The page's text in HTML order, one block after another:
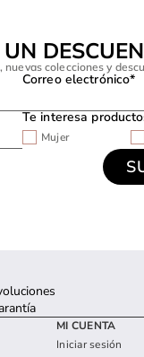
colecciones y
Correo electrónico*
Te interesa
Mujer
MI CUENTA
Iniciar sesión